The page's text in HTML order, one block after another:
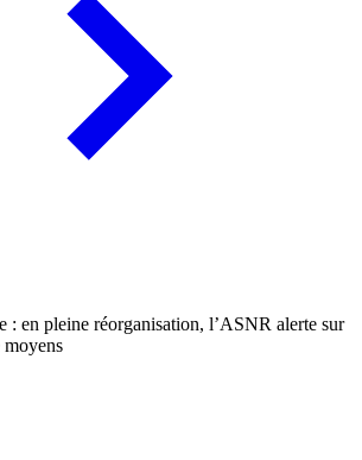
: en pleine réorganisation, l’ASNR alerte sur
moyens